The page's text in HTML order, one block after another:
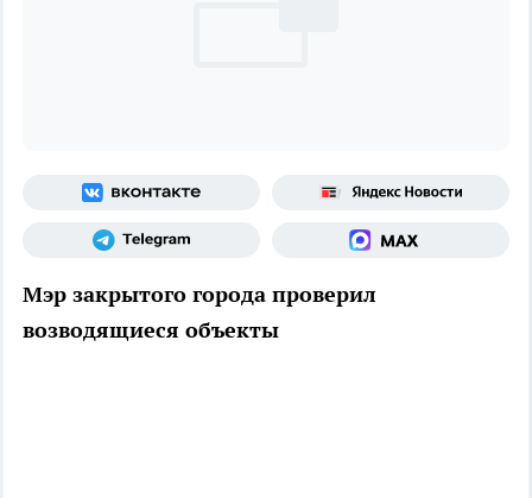
Мэр закрытого города проверил
возводящиеся объекты